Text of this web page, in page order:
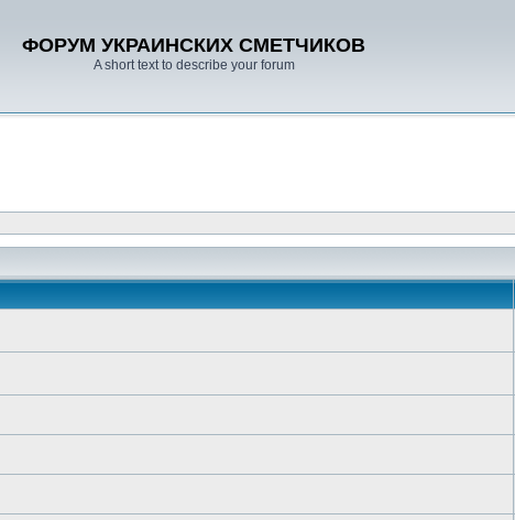
ФОРУМ УКРАИНСКИХ СМЕТЧИКОВ
A short text to describe your forum